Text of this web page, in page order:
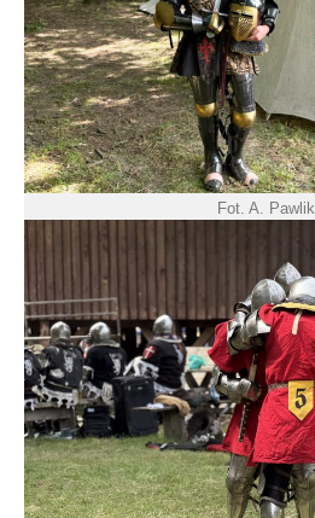
Fot. A. Pawlik